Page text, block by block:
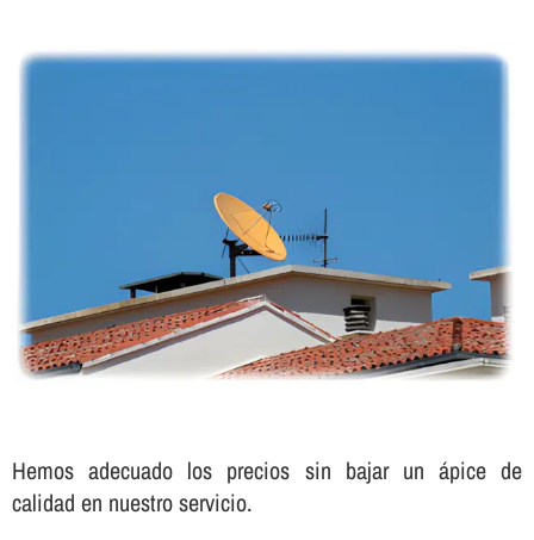
Hemos adecuado los precios sin bajar un ápice de
calidad en nuestro servicio.